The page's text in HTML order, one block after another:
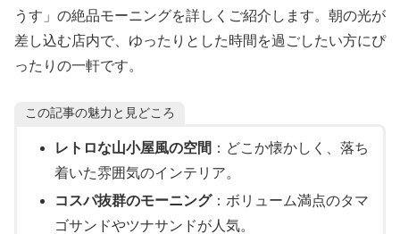
うす」の絶品モーニングを詳しくご紹介します。朝の光が
差し込む店内で、ゆったりとした時間を過ごしたい方にぴ
ったりの一軒です。
この記事の魅力と見どころ
レトロな山小屋風の空間 ：どこか懐かしく、落ち
着いた雰囲気のインテリア。
コスパ抜群のモーニング：ボリューム満点のタマ
ゴサンドやツナサンドが人気。